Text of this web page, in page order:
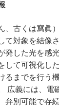
、古くは寫眞
て対象を結像
発した光を感
して可視化し
るまでを行う
広義には、電
弁別可能で存